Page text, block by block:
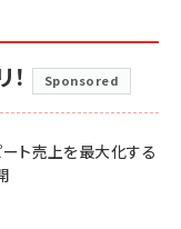
Sponsored
ート売上を最大化する